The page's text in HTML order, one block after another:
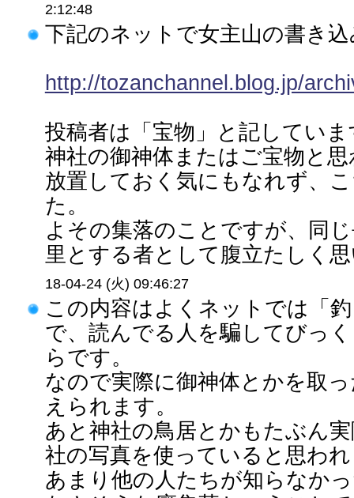
2:12:48
下記のネットで女主山の書き
http://tozanchannel.blog.jp/
投稿者は「宝物」と記していま
神社の御神体またはご宝物と
放置しておく気にもなれず、
た。
よその集落のことですが、同
里とする者として腹立たしく
18-04-24 (火) 09:46:27
この内容はよくネットでは「
で、読んでる人を騙してびっ
らです。
なので実際に御神体とかを取
えられます。
あと神社の鳥居とかもたぶん
社の写真を使っていると思わ
あまり他の人たちが知らなか